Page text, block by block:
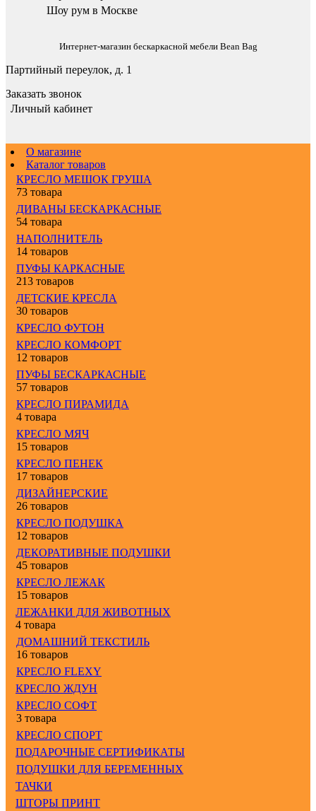
Шоу рум в Москве
Интернет-магазин бескаркасной мебели Bean Bag
Партийный переулок, д. 1
Заказать звонок
Личный кабинет
О магазине
Каталог товаров
КРЕСЛО МЕШОК ГРУША
73 товара
ДИВАНЫ БЕСКАРКАСНЫЕ
54 товара
НАПОЛНИТЕЛЬ
14 товаров
ПУФЫ КАРКАСНЫЕ
213 товаров
ДЕТСКИЕ КРЕСЛА
30 товаров
КРЕСЛО ФУТОН
КРЕСЛО КОМФОРТ
12 товаров
ПУФЫ БЕСКАРКАСНЫЕ
57 товаров
КРЕСЛО ПИРАМИДА
4 товара
КРЕСЛО МЯЧ
15 товаров
КРЕСЛО ПЕНЕК
17 товаров
ДИЗАЙНЕРСКИЕ
26 товаров
КРЕСЛО ПОДУШКА
12 товаров
ДЕКОРАТИВНЫЕ ПОДУШКИ
45 товаров
КРЕСЛО ЛЕЖАК
15 товаров
ЛЕЖАНКИ ДЛЯ ЖИВОТНЫХ
4 товара
ДОМАШНИЙ ТЕКСТИЛЬ
16 товаров
КРЕСЛО FLEXY
КРЕСЛО ЖДУН
КРЕСЛО СОФТ
3 товара
КРЕСЛО СПОРТ
ПОДАРОЧНЫЕ СЕРТИФИКАТЫ
ПОДУШКИ ДЛЯ БЕРЕМЕННЫХ
ТАЧКИ
ШТОРЫ ПРИНТ